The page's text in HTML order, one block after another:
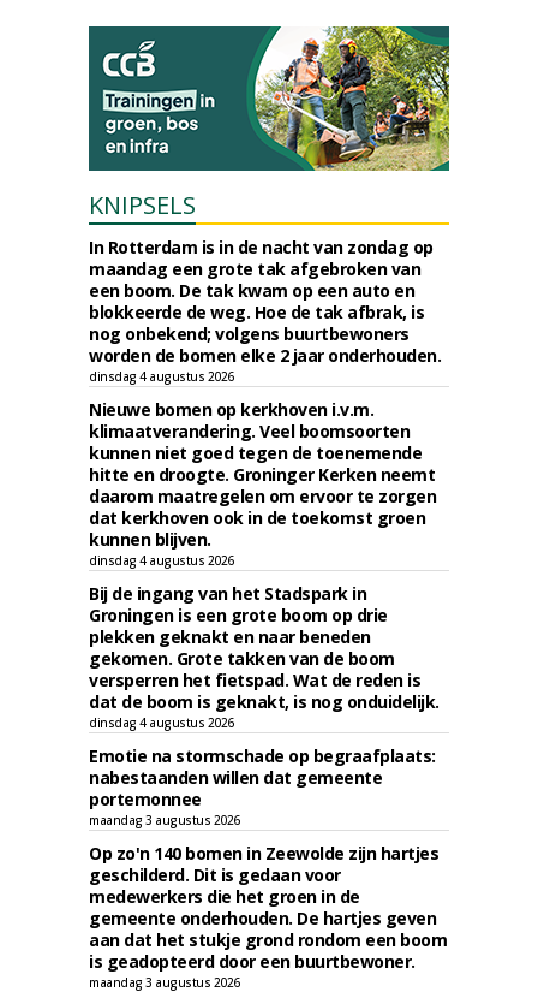
KNIPSELS
In Rotterdam is in de nacht van zondag op
maandag een grote tak afgebroken van
een boom. De tak kwam op een auto en
blokkeerde de weg. Hoe de tak afbrak, is
nog onbekend; volgens buurtbewoners
worden de bomen elke 2 jaar onderhouden.
dinsdag 4 augustus 2026
Nieuwe bomen op kerkhoven i.v.m.
klimaatverandering. Veel boomsoorten
kunnen niet goed tegen de toenemende
hitte en droogte. Groninger Kerken neemt
daarom maatregelen om ervoor te zorgen
dat kerkhoven ook in de toekomst groen
kunnen blijven.
dinsdag 4 augustus 2026
Bij de ingang van het Stadspark in
Groningen is een grote boom op drie
plekken geknakt en naar beneden
gekomen. Grote takken van de boom
versperren het fietspad. Wat de reden is
dat de boom is geknakt, is nog onduidelijk.
dinsdag 4 augustus 2026
Emotie na stormschade op begraafplaats:
nabestaanden willen dat gemeente
portemonnee
maandag 3 augustus 2026
Op zo'n 140 bomen in Zeewolde zijn hartjes
geschilderd. Dit is gedaan voor
medewerkers die het groen in de
gemeente onderhouden. De hartjes geven
aan dat het stukje grond rondom een boom
is geadopteerd door een buurtbewoner.
maandag 3 augustus 2026